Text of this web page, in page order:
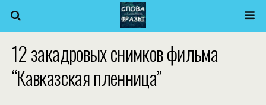
12 закадровых снимков фильма
“Кавказская пленница”